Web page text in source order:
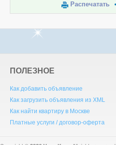
Распечатать
ПОЛЕЗНОЕ
Как добавить объявление
Как загрузить объявления из XML
Как найти квартиру в Москве
Платные услуги / договор-оферта